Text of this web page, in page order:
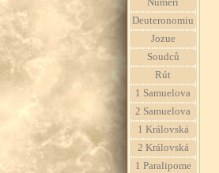
Numeri
Deuteronomiu
Jozue
Soudců
Rút
1 Samuelova
2 Samuelova
1 Královská
2 Královská
1 Paralipome